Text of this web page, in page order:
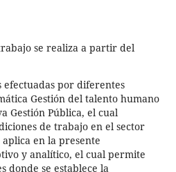
se realiza a partir del
efectuadas por diferentes
Gestión del talento humano
Gestión Pública, el cual
de trabajo en el sector
en la presente
y analítico, el cual permite
donde se establece la